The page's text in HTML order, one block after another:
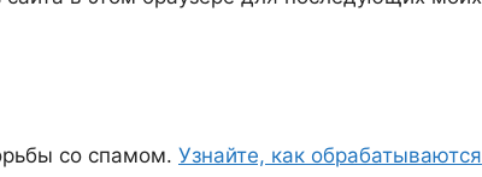
со спамом. Узнайте, как обрабатываются